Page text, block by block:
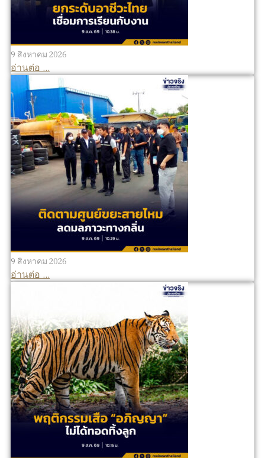
9 สิงหาคม 2026
อ่านต่อ ...
9 สิงหาคม 2026
อ่านต่อ ...